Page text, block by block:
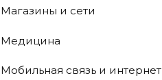
Магазины и сети
Медицина
Мобильная связь и интернет